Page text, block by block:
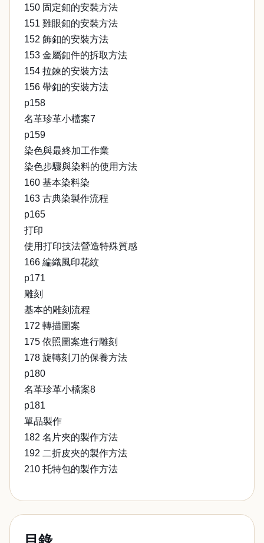
150 固定釦的安裝方法
151 雞眼釦的安裝方法
152 飾釦的安裝方法
153 金屬釦件的拆取方法
154 拉鍊的安裝方法
156 帶釦的安裝方法
p158
名革珍革小檔案7
p159
染色與最終加工作業
染色步驟與染料的使用方法
160 基本染料染
163 古典染製作流程
p165
打印
使用打印技法營造特殊質感
166 編織風印花紋
p171
雕刻
基本的雕刻流程
172 轉描圖案
175 依照圖案進行雕刻
178 旋轉刻刀的保養方法
p180
名革珍革小檔案8
p181
單品製作
182 名片夾的製作方法
192 二折皮夾的製作方法
210 托特包的製作方法